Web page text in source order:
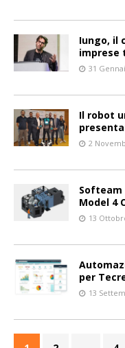
Iungo, il
imprese
31
Il robot
2
Softeam
Model 4
13
per
13